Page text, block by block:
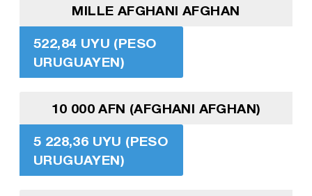
MILLE AFGHANI AFGHAN
522,84 UYU (PESO
URUGUAYEN)
10 000 AFN (AFGHANI AFGHAN)
5 228,36 UYU (PESO
URUGUAYEN)